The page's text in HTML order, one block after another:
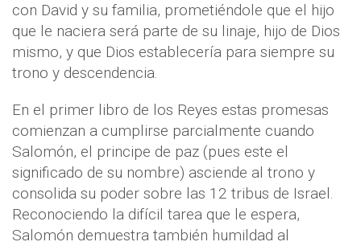
con David y su familia, prometiéndole que el hijo
que le naciera será parte de su linaje, hijo de Dios
mismo, y que Dios establecería para siempre su
trono y descendencia.
En el primer libro de los Reyes estas promesas
comienzan a cumplirse parcialmente cuando
Salomón, el principe de paz (pues este el
significado de su nombre) asciende al trono y
consolida su poder sobre las 12 tribus de Israel.
Reconociendo la difícil tarea que le espera,
Salomón demuestra también humildad al